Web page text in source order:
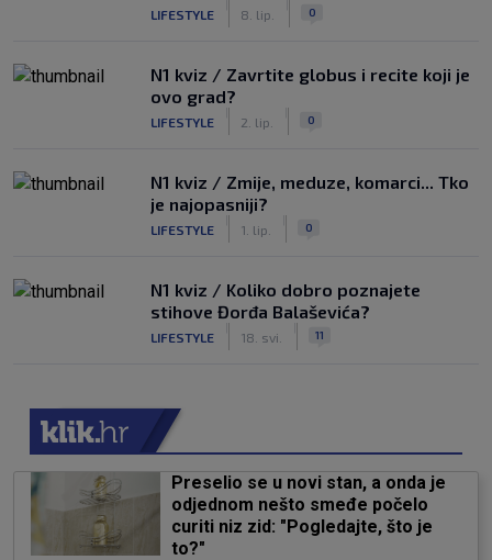
LIFESTYLE 8. lip. 0
N1 kviz / Zavrtite globus i recite koji je
ovo grad?
LIFESTYLE 2. lip. 0
N1 kviz / Zmije, meduze, komarci... Tko
je najopasniji?
LIFESTYLE 1. lip. 0
N1 kviz / Koliko dobro poznajete
stihove Đorđa Balaševića?
LIFESTYLE 18. svi. 11
Preselio se u novi stan, a onda je
odjednom nešto smeđe počelo
curiti niz zid: "Pogledajte, što je
to?"